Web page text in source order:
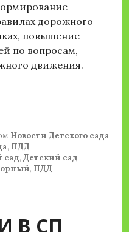
дорожного
повышение
по вопросам,
движения.
в детском саду»
Новости Детского сада
, ПДД
сад, Детский сад
, ПДД
В СП